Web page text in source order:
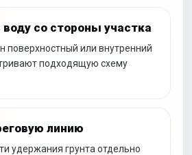
воду со стороны участка
поверхностный или внутренний
подходящую схему
линию
удержания грунта отдельно